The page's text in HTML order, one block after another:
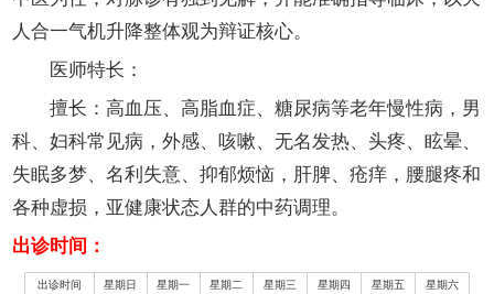
人合一气机升降整体观为辩证核心。
医师特长：
擅长：高血压、高脂血症、糖尿病等老年慢性病，男
科、妇科常见病，外感、咳嗽、无名发热、头疼、眩晕、
失眠多梦、名利失意、抑郁烦恼，肝脾、疮痒，腰腿疼和
各种虚损，亚健康状态人群的中药调理。
出诊时间：
出诊时间 星期日 星期一 星期二 星期三 星期四 星期五
星期六